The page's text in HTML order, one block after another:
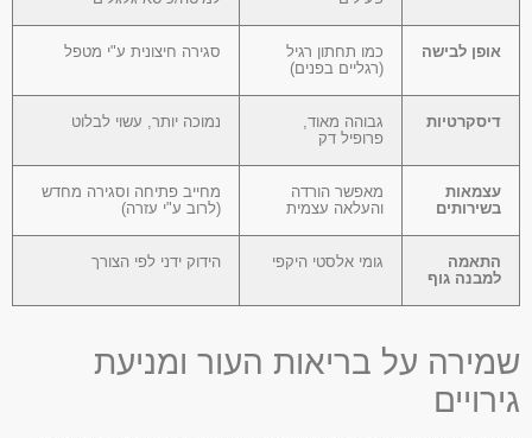
אופן לבישה
כמו תחתון רגיל
(רגליים בפנים)
סגירה חיצונית ע"י מטפל
דיסקרטיות
גבוהה מאוד,
פרופיל דק
נמוכה יותר, עשוי לבלוט
עצמאות
בשירותים
מאפשר הורדה
והעלאה עצמית
מחייב פתיחה וסגירה מחדש
(לרוב ע"י עזרה)
התאמה
למבנה גוף
גומי אלסטי היקפי הידוק ידני לפי הצורך
שמירה על בריאות העור ומניעת
גירויים